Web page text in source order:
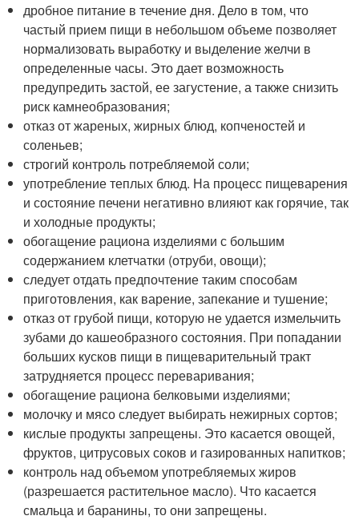
дробное питание в течение дня. Дело в том, что
частый прием пищи в небольшом объеме позволяет
нормализовать выработку и выделение желчи в
определенные часы. Это дает возможность
предупредить застой, ее загустение, а также снизить
риск камнеобразования;
отказ от жареных, жирных блюд, копченостей и
соленьев;
строгий контроль потребляемой соли;
употребление теплых блюд. На процесс пищеварения
и состояние печени негативно влияют как горячие, так
и холодные продукты;
обогащение рациона изделиями с большим
содержанием клетчатки (отруби, овощи);
следует отдать предпочтение таким способам
приготовления, как варение, запекание и тушение;
отказ от грубой пищи, которую не удается измельчить
зубами до кашеобразного состояния. При попадании
больших кусков пищи в пищеварительный тракт
затрудняется процесс переваривания;
обогащение рациона белковыми изделиями;
молочку и мясо следует выбирать нежирных сортов;
кислые продукты запрещены. Это касается овощей,
фруктов, цитрусовых соков и газированных напитков;
контроль над объемом употребляемых жиров
(разрешается растительное масло). Что касается
смальца и баранины, то они запрещены.